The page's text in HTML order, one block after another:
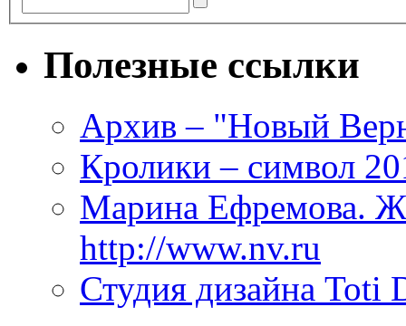
Полезные ссылки
Архив – "Новый
Кролики – символ
Марина Ефремова.
http://www.nv.ru
Студия дизайна Toti